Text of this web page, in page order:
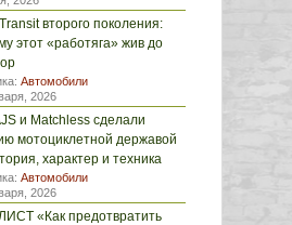
второго поколения:
этот «работяга» жив до
Автомобили
2026
и Matchless сделали
мотоциклетной державой
характер и техника
Автомобили
2026
«Как предотвратить